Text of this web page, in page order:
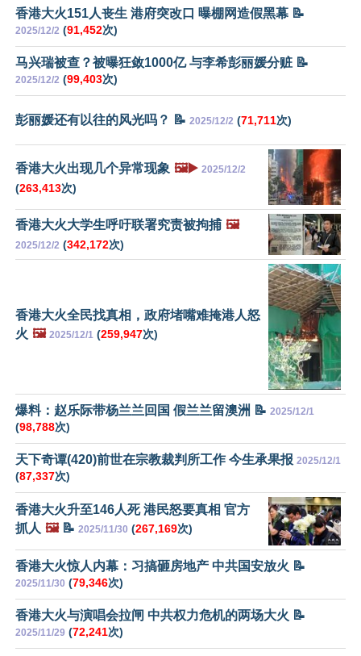
香港大火151人丧生 港府突改口 曝棚网造假黑幕 📝
2025/12/2 (91,452次)
马兴瑞被查？被曝狂敛1000亿 与李希彭丽媛分赃 📝
2025/12/2 (99,403次)
彭丽媛还有以往的风光吗？ 📝 2025/12/2 (71,711次)
香港大火出现几个异常现象 🖼️▶️ 2025/12/2
(263,413次)
香港大火大学生呼吁联署究责被拘捕 🖼️
2025/12/2 (342,172次)
香港大火全民找真相，政府堵嘴难掩港人怒
火 🖼️ 2025/12/1 (259,947次)
爆料：赵乐际带杨兰兰回国 假兰兰留澳洲 📝 2025/12/1
(98,788次)
天下奇谭(420)前世在宗教裁判所工作 今生承果报 2025/12/1
(87,337次)
香港大火升至146人死 港民怒要真相 官方
抓人 🖼️📝 2025/11/30 (267,169次)
香港大火惊人内幕：习搞砸房地产 中共国安放火 📝
2025/11/30 (79,346次)
香港大火与演唱会拉闸 中共权力危机的两场大火 📝
2025/11/29 (72,241次)